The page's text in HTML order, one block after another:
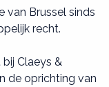
van Brussel sinds
recht.
Claeys &
de oprichting van